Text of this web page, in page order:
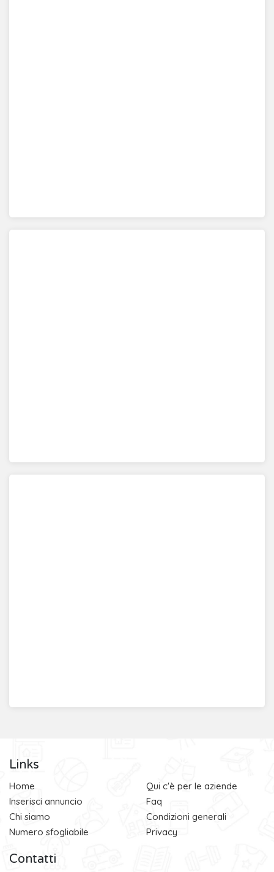
Links
Home
Inserisci annuncio
Chi siamo
Numero sfogliabile
Qui c'è per le aziende
Faq
Condizioni generali
Privacy
Contatti